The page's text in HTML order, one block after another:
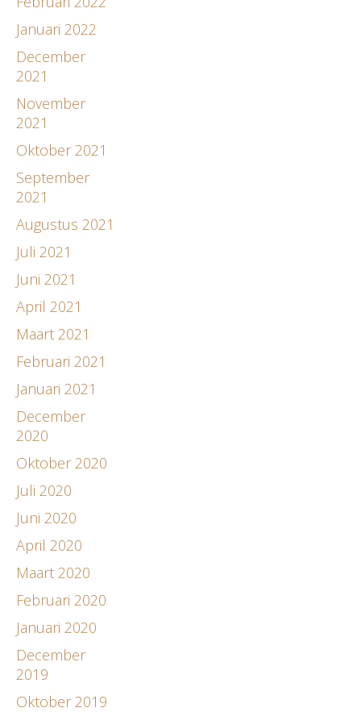
Januari 2022
December
2021
November
2021
Oktober 2021
September
2021
Augustus 2021
Juli 2021
Juni 2021
April 2021
Maart 2021
Februari 2021
Januari 2021
December
2020
Oktober 2020
Juli 2020
Juni 2020
April 2020
Maart 2020
Februari 2020
Januari 2020
December
2019
Oktober 2019